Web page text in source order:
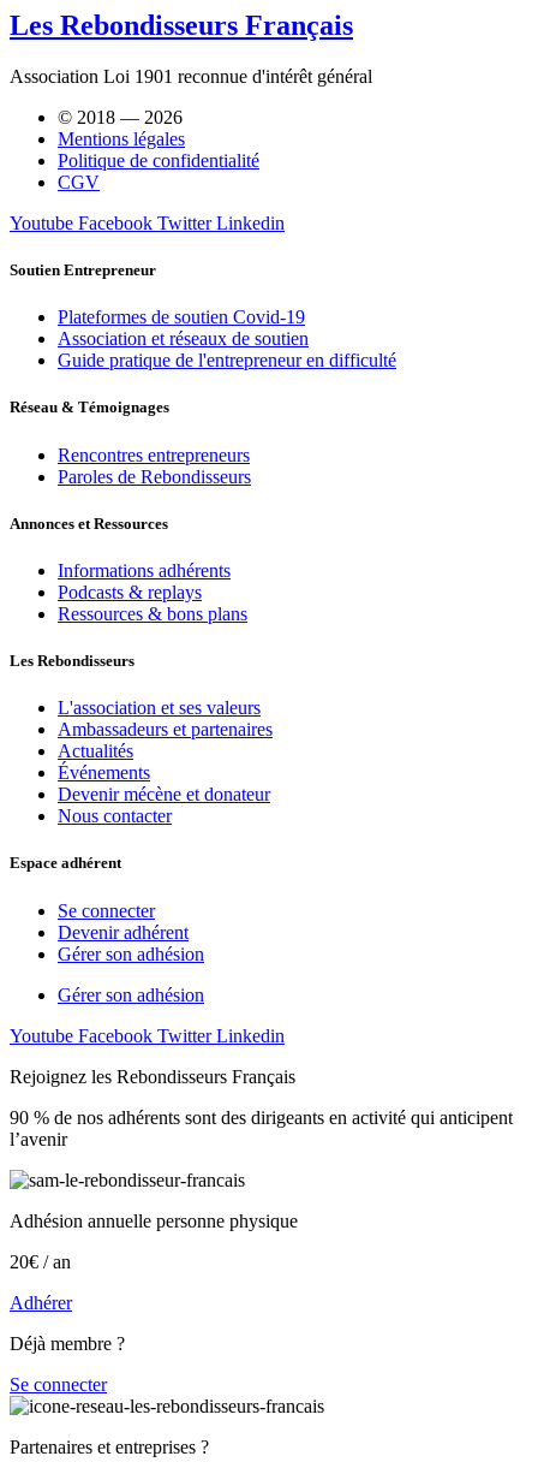
Les Rebondisseurs Français
Association Loi 1901 reconnue d'intérêt général
© 2018 — 2026
Mentions légales
Politique de confidentialité
CGV
Youtube Facebook Twitter Linkedin
Soutien Entrepreneur
Plateformes de soutien Covid-19
Association et réseaux de soutien
Guide pratique de l'entrepreneur en difficulté
Réseau & Témoignages
Rencontres entrepreneurs
Paroles de Rebondisseurs
Annonces et Ressources
Informations adhérents
Podcasts & replays
Ressources & bons plans
Les Rebondisseurs
L'association et ses valeurs
Ambassadeurs et partenaires
Actualités
Événements
Devenir mécène et donateur
Nous contacter
Espace adhérent
Se connecter
Devenir adhérent
Gérer son adhésion
Gérer son adhésion
Youtube Facebook Twitter Linkedin
Rejoignez les Rebondisseurs Français
90 % de nos adhérents sont des dirigeants en activité qui anticipent
l’avenir
Adhésion annuelle personne physique
20€ / an
Adhérer
Déjà membre ?
Se connecter
Partenaires et entreprises ?